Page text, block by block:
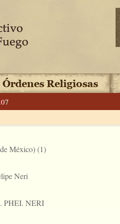
México) (1)
Neri
PHEI. NERI